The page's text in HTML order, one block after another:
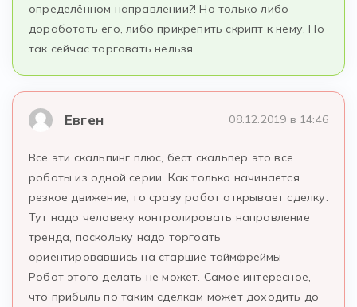
определённом направлении?! Но только либо
доработать его, либо прикрепить скрипт к нему. Но
так сейчас торговать нельзя.
Евген 08.12.2019 в 14:46
Все эти скальпинг плюс, бест скальпер это всё
роботы из одной серии. Как только начинается
резкое движение, то сразу робот открывает сделку.
Тут надо человеку контролировать направление
тренда, поскольку надо торгоать
ориентировавшись на старшие таймфреймы
Робот этого делать не может. Самое интересное,
что прибыль по таким сделкам может доходить до